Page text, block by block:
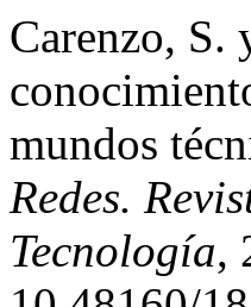
Carenzo, S.
mundos
Redes.
Tecnología,